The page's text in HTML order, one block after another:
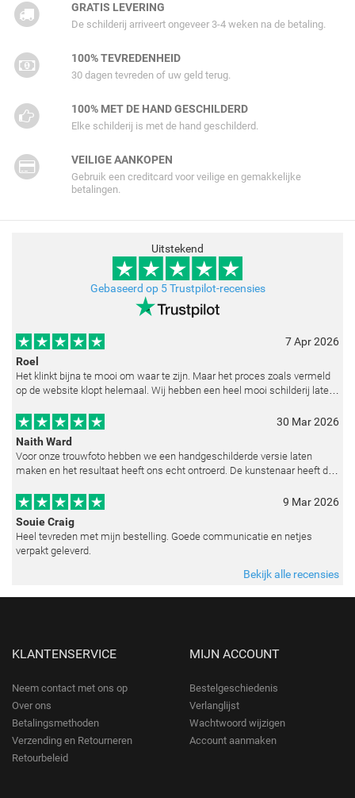
GRATIS LEVERING
De schilderij arriveert ongeveer 3-4 weken na de betaling.
100% TEVREDENHEID
30 dagen tevreden of uw geld terug.
100% MET DE HAND GESCHILDERD
Elke schilderij is met de hand geschilderd.
VEILIGE AANKOPEN
Gebruik een creditcard voor veilige en gemakkelijke
betalingen.
Uitstekend
Gebaseerd op 5 Trustpilot-recensies
7 Apr 2026
Roel
Het klinkt bijna te mooi om waar te zijn. Maar het proces zoals vermeld
op de website klopt helemaal. Wij hebben een heel mooi schilderij laten
30 Mar 2026
Naith Ward
Voor onze trouwfoto hebben we een handgeschilderde versie laten
maken en het resultaat heeft ons echt ontroerd. De kunstenaar heeft de
9 Mar 2026
Souie Craig
Heel tevreden met mijn bestelling. Goede communicatie en netjes
verpakt geleverd.
Bekijk alle recensies
KLANTENSERVICE
Neem contact met ons op
Over ons
Betalingsmethoden
Verzending en Retourneren
Retourbeleid
MIJN ACCOUNT
Bestelgeschiedenis
Verlanglijst
Wachtwoord wijzigen
Account aanmaken